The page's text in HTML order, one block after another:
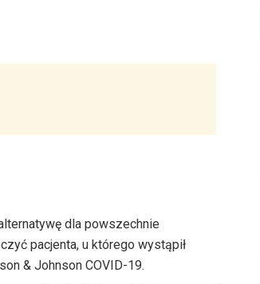
dla powszechnie
pacjenta, u którego wystąpił
& Johnson COVID-19.